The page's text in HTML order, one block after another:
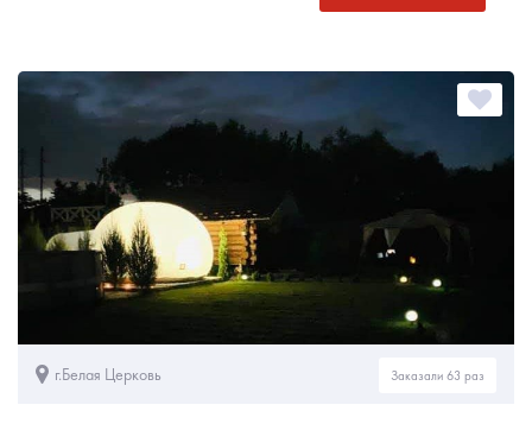
г.Белая Церковь Заказали 63 раз